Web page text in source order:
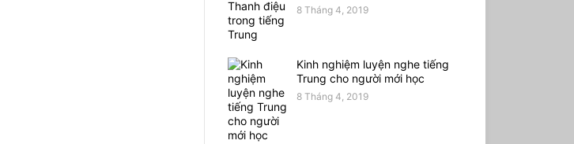
8 Tháng 4, 2019
Kinh nghiệm luyện nghe tiếng
Trung cho người mới học
8 Tháng 4, 2019